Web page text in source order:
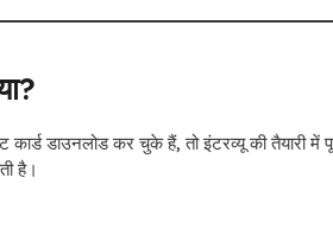
डाउनलोड कर चुके हैं, तो इंटरव्यू की तैयारी
है।